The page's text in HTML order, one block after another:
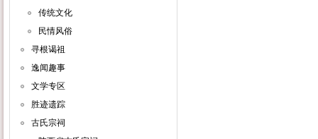
传统文化
民情风俗
寻根谒祖
逸闻趣事
文学专区
胜迹遗踪
古氏宗祠